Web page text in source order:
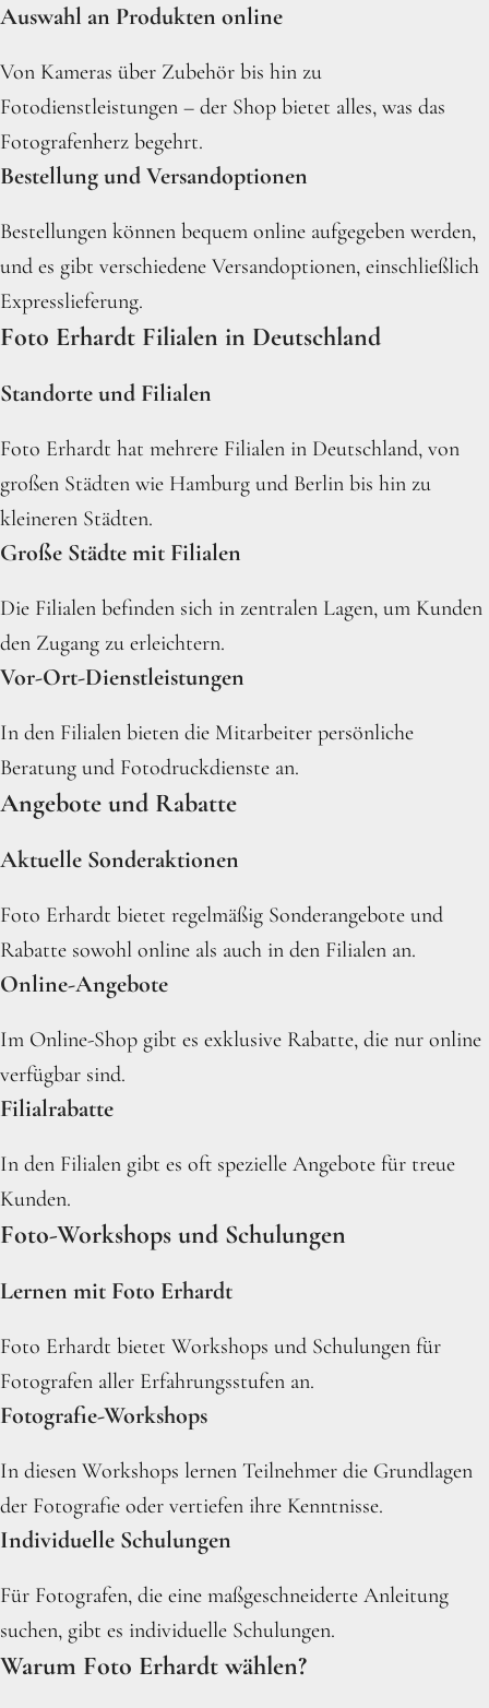
Auswahl an Produkten online
Von Kameras über Zubehör bis hin zu
Fotodienstleistungen – der Shop bietet alles, was das
Fotografenherz begehrt.
Bestellung und Versandoptionen
Bestellungen können bequem online aufgegeben werden,
und es gibt verschiedene Versandoptionen, einschließlich
Expresslieferung.
Foto Erhardt Filialen in Deutschland
Standorte und Filialen
Foto Erhardt hat mehrere Filialen in Deutschland, von
großen Städten wie Hamburg und Berlin bis hin zu
kleineren Städten.
Große Städte mit Filialen
Die Filialen befinden sich in zentralen Lagen, um Kunden
den Zugang zu erleichtern.
Vor-Ort-Dienstleistungen
In den Filialen bieten die Mitarbeiter persönliche
Beratung und Fotodruckdienste an.
Angebote und Rabatte
Aktuelle Sonderaktionen
Foto Erhardt bietet regelmäßig Sonderangebote und
Rabatte sowohl online als auch in den Filialen an.
Online-Angebote
Im Online-Shop gibt es exklusive Rabatte, die nur online
verfügbar sind.
Filialrabatte
In den Filialen gibt es oft spezielle Angebote für treue
Kunden.
Foto-Workshops und Schulungen
Lernen mit Foto Erhardt
Foto Erhardt bietet Workshops und Schulungen für
Fotografen aller Erfahrungsstufen an.
Fotografie-Workshops
In diesen Workshops lernen Teilnehmer die Grundlagen
der Fotografie oder vertiefen ihre Kenntnisse.
Individuelle Schulungen
Für Fotografen, die eine maßgeschneiderte Anleitung
suchen, gibt es individuelle Schulungen.
Warum Foto Erhardt wählen?